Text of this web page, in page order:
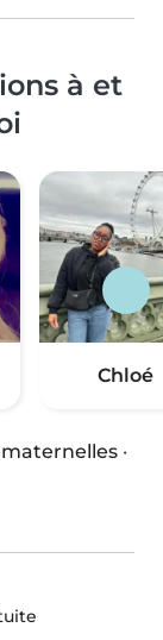
à et
Chloé
·